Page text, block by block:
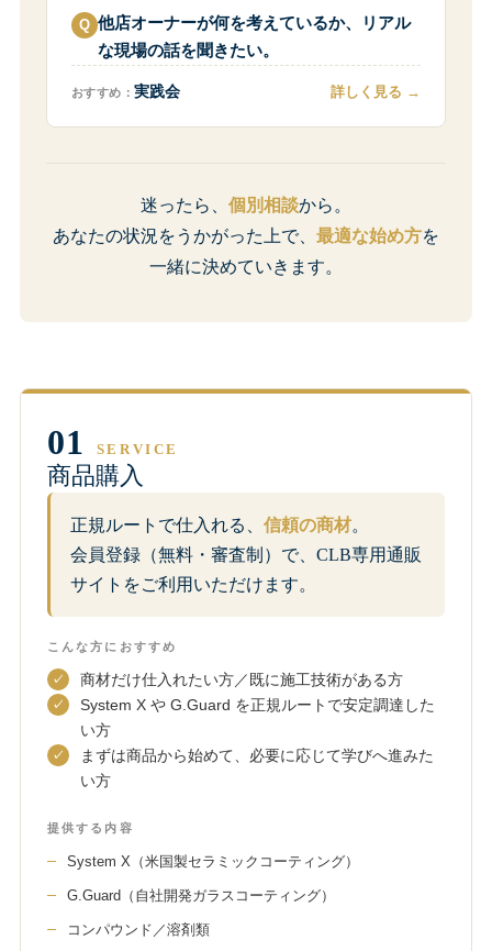
他店オーナーが何を考えているか、リアル
な現場の話を聞きたい。
おすすめ：実践会 詳しく見る
迷ったら、 個別相談から。
あなたの状況をうかがった上で、 最適な始め方を
一緒に決めていきます。
01 SERVICE
商品購入
正規ルートで仕入れる、 信頼の商材。
会員登録（無料・審査制）で、CLB専用通販
サイトをご利用いただけます。
こんな方におすすめ
商材だけ仕入れたい方／既に施工技術がある方
System X や G.Guard を正規ルートで安定調達した
い方
まずは商品から始めて、必要に応じて学びへ進みた
い方
提供する内容
System X（米国製セラミックコーティング）
G.Guard（自社開発ガラスコーティング）
コンパウンド／溶剤類